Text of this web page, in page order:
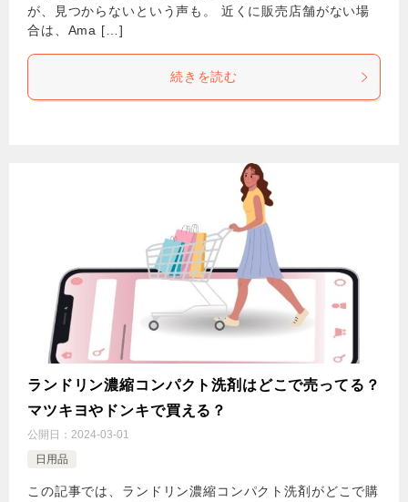
が、見つからないという声も。 近くに販売店舗がない場
合は、Ama […]
続きを読む
ランドリン濃縮コンパクト洗剤はどこで売ってる？
マツキヨやドンキで買える？
公開日： 2024-03-01
日用品
この記事では、ランドリン濃縮コンパクト洗剤がどこで購